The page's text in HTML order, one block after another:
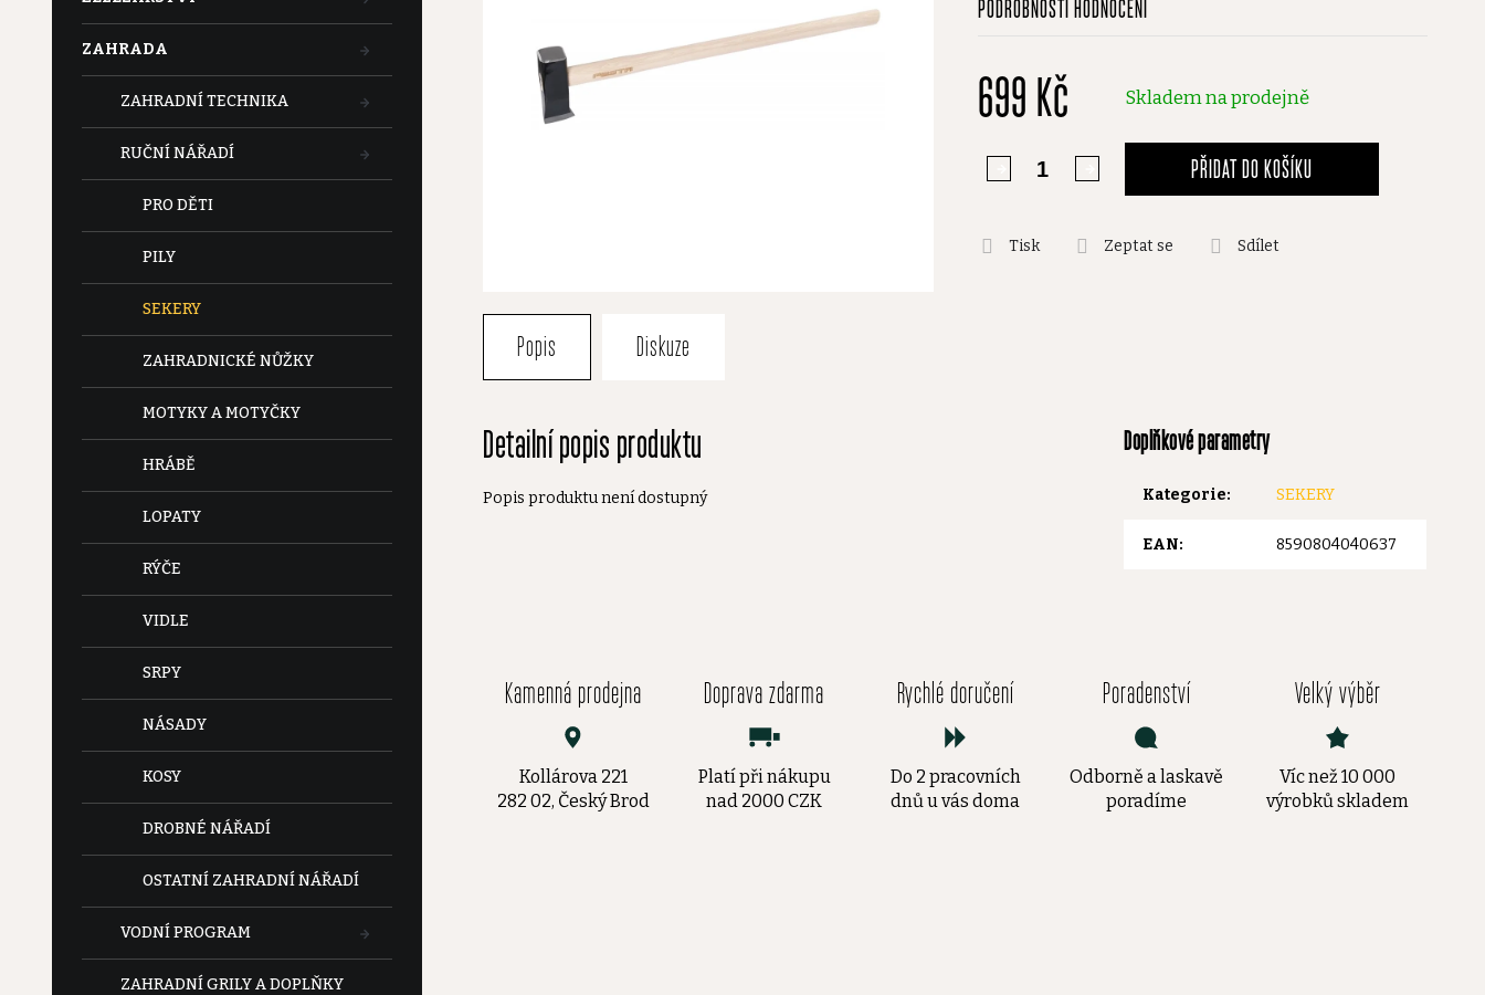
ZAHRADA
ZAHRADNÍ TECHNIKA
RUČNÍ NÁŘADÍ
PRO DĚTI
PILY
SEKERY
ZAHRADNICKÉ NŮŽKY
MOTYKY A MOTYČKY
HRÁBĚ
LOPATY
RÝČE
VIDLE
SRPY
NÁSADY
KOSY
DROBNÉ NÁŘADÍ
OSTATNÍ ZAHRADNÍ NÁŘADÍ
VODNÍ PROGRAM
ZAHRADNÍ GRILY A DOPLŇKY
hodnocení
0,0
z
PODROBNOSTI HODNOCENÍ
699 Kč Skladem na prodejně
PŘIDAT DO KOŠÍKU
Tisk Zeptat se Sdílet
Popis Diskuze
Detailní popis produktu
Popis produktu není dostupný
Doplňkové parametry
Kategorie: SEKERY
EAN: 8590804040637
Kamenná prodejna
Kollárova 221
282 02, Český Brod
Doprava zdarma
Platí při nákupu
nad 2000 CZK
Rychlé doručení
Do 2 pracovních
dnů u vás doma
Poradenství
Odborně a laskavě
poradíme
Velký výběr
Víc než 10 000
výrobků skladem